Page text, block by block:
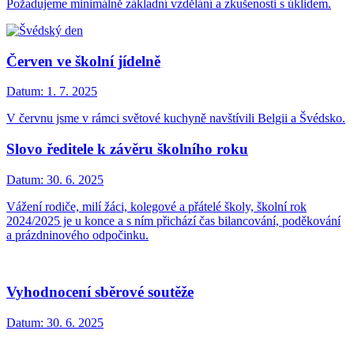
Požadujeme minimálně základní vzdělání a zkušenosti s úklidem.
Červen ve školní jídelně
Datum: 1. 7. 2025
V červnu jsme v rámci světové kuchyně navštívili Belgii a Švédsko.
Slovo ředitele k závěru školního roku
Datum: 30. 6. 2025
Vážení rodiče, milí žáci, kolegové a přátelé školy, školní rok
2024/2025 je u konce a s ním přichází čas bilancování, poděkování
a prázdninového odpočinku.
Vyhodnocení sběrové soutěže
Datum: 30. 6. 2025